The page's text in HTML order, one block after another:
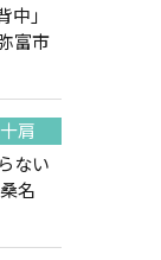
」
富市
肩
ない
名